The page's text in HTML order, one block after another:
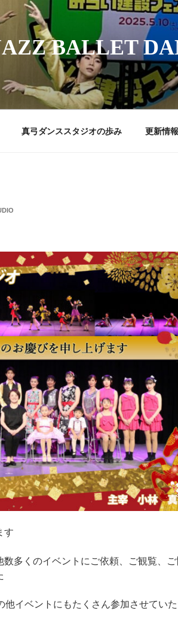
BALLET
真弓ダンススタジオの歩み 更新情報
す
多くのイベントにご依頼、ご観覧、ご
イベントにもたくさん参加させていた